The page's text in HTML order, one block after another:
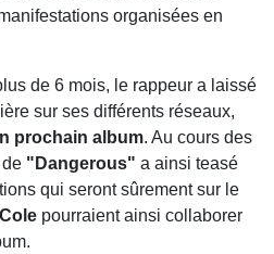
organisées en
de 6 mois, le rappeur a laissé
sur ses différents réseaux,
prochain album. Au cours des
"Dangerous" a ainsi teasé
qui seront sûrement sur le
pourraient ainsi collaborer